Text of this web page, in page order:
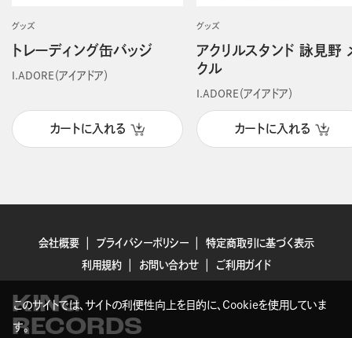
グッズ
トレーディング缶バッジ
I.ADORE（アイアドア）
カートに入れる
グッズ
アクリルスタンド 詠見野
クル
I.ADORE（アイアドア）
カートに入れる
会社概要 プライバシーポリシー
特定商取引に基づく表示
利用規約
お問い合わせ ご利用ガイド
KING
RECORDS
このサイトでは、サイトの利便性向上を目的に、Cookieを使用していま
す。